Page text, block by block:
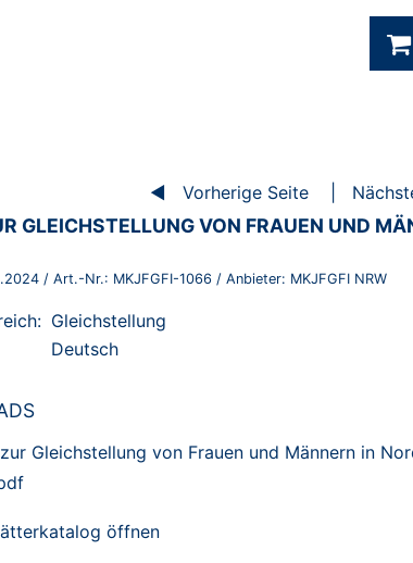
Vorherige Seite
GLEICHSTELLUNG VON FRAUEN UND
/ Art.-Nr.: MKJFGFI-1066 / Anbieter: MKJFGFI NRW
Gleichstellung
Deutsch
Gleichstellung von Frauen und Männern in
öffnen